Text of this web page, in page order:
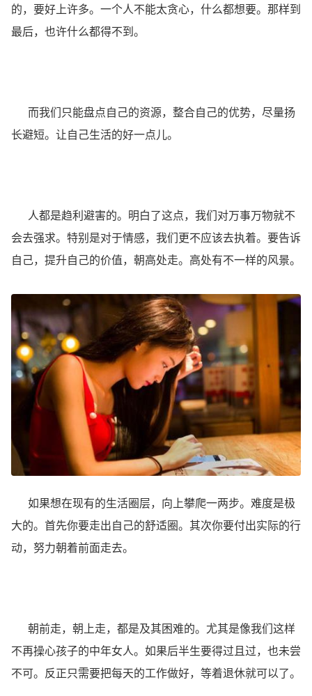
的，要好上许多。一个人不能太贪心，什么都想要。那样到
最后，也许什么都得不到。
而我们只能盘点自己的资源，整合自己的优势，尽量扬
长避短。让自己生活的好一点儿。
人都是趋利避害的。明白了这点，我们对万事万物就不
会去强求。特别是对于情感，我们更不应该去执着。要告诉
自己，提升自己的价值，朝高处走。高处有不一样的风景。
如果想在现有的生活圈层，向上攀爬一两步。难度是极
大的。首先你要走出自己的舒适圈。其次你要付出实际的行
动，努力朝着前面走去。
朝前走，朝上走，都是及其困难的。尤其是像我们这样
不再操心孩子的中年女人。如果后半生要得过且过，也未尝
不可。反正只需要把每天的工作做好，等着退休就可以了。